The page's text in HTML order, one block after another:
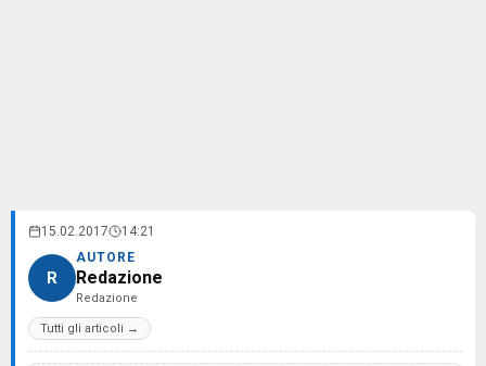
15.02.2017 14:21
R
AUTORE
Redazione
Redazione
Tutti gli articoli →